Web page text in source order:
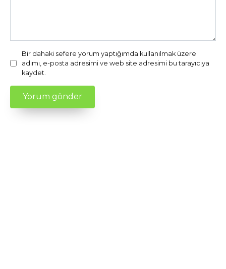
Bir dahaki sefere yorum yaptığımda kullanılmak üzere
adımı, e-posta adresimi ve web site adresimi bu tarayıcıya
kaydet.